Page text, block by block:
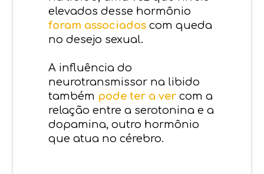
elevados desse hormônio
foram associados com queda
no desejo sexual.
A influência do
neurotransmissor na libido
também pode ter a ver com a
relação entre a serotonina e a
dopamina, outro hormônio
que atua no cérebro.